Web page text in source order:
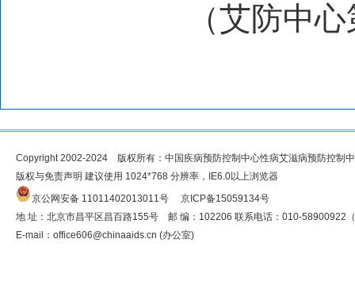
（艾防中
Copyright 2002-2024 版权所有：中国疾病预防控制中心性病艾滋病预防控制
版权与免责声明 建议使用 1024*768 分辨率，IE6.0以上浏览器
京公网安备 11011402013011号
京ICP备15059134号
地 址：北京市昌平区昌百路155号 邮 编：102206 联系电话：010-58900922
E-mail： office606@chinaaids.cn (办公室)